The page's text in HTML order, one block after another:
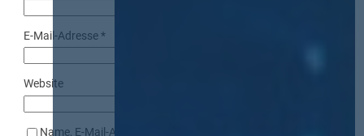
E-Mail-Adresse*
Website
Name, E-Mail-Adresse und Website in diesem Browser für